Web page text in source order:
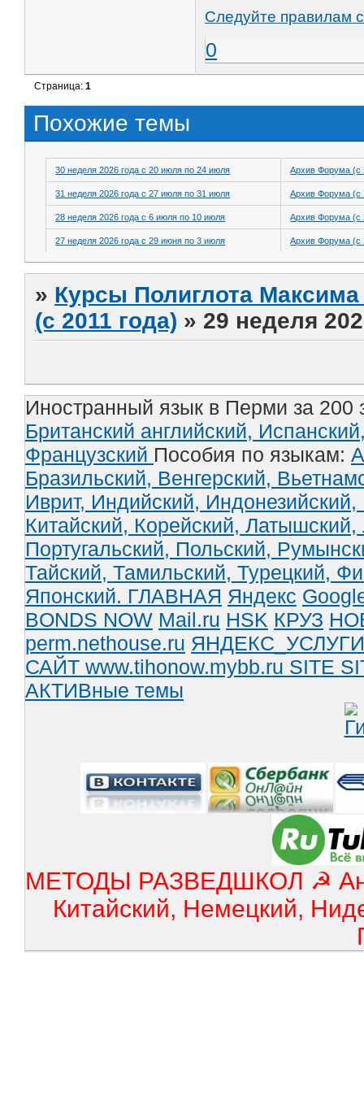
Следуйте правилам
0
Страница:1
Похожие темы
30 неделя 2026 года с 20 июля по 24 июля Архив Форума (с
31 неделя 2026 года с 27 июля по 31 июля Архив Форума (с
28 неделя 2026 года с 6 июля по 10 июля Архив Форума (с
27 неделя 2026 года с 29 июня по 3 июля Архив Форума (с
» Курсы Полиглота
(с 2011 года) » 29 неделя
Иностранный язык в Перми за 200
Британский английский,
Французский Пособия по языкам:
Бразильский, Венгерский,
Иврит, Индийский, Индонезийский,
Китайский, Корейский, Латышский,
Португальский, Польский,
Тайский, Тамильский, Турецкий,
Японский. ГЛАВНАЯ Яндекс
BONDS NOW Mail.ru HSK КРУЗ
perm.nethouse.ru ЯНДЕКС_УСЛУГИ
САЙТ www.tihonow.mybb.ru SITE
АКТИВные темы
МЕТОДЫ РАЗВЕДШКОЛ ☭
Китайский, Немецкий,